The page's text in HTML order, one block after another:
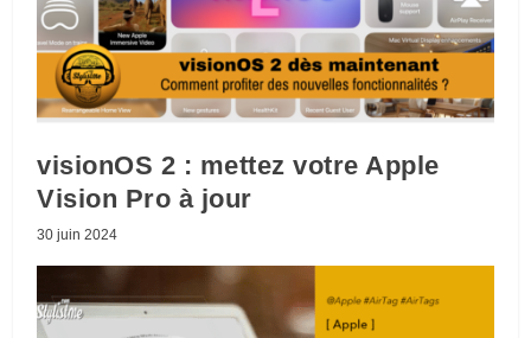
visionOS 2 : mettez votre Apple
Vision Pro à jour
30 juin 2024